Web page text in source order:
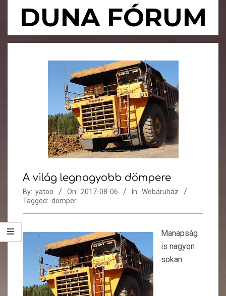
DUNA FÓRUM
Primary
A világ legnagyobb dömpere
By: yatoo On: 2017-08-06 In: Webáruház
Tagged: dömper
Manapság
is nagyon
sokan